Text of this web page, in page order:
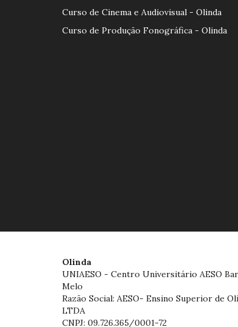
Curso de Cinema e Audiovisual - Olinda
Curso de Produção Fonográfica - Olinda
Olinda
UNIAESO - Centro Universitário AESO
Melo
Razão Social: AESO- Ensino Superior de
LTDA
CNPJ: 09.726.365/0001-72